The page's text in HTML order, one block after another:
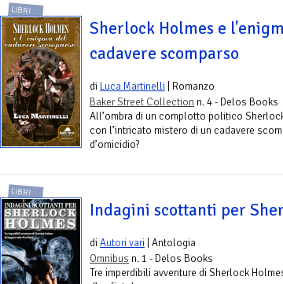
LIBRI
Sherlock Holmes e
cadavere scomparso
di Luca Martinelli | Romanzo
Baker Street Collection n. 4 - Delos Books
All’ombra di un complotto politico
con l’intricato mistero di un cadavere
d’omicidio?
LIBRI
Indagini scottanti per
diAutori vari | Antologia
Omnibus n. 1 - Delos Books
Tre imperdibili avventure di Sherlock